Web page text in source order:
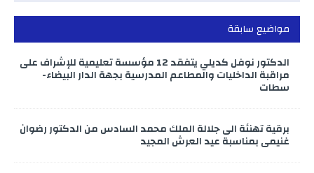
مواضيع سابقة
الدكتور نوفل كديلي يتفقد 12 مؤسسة تعليمية للإشراف على
مراقبة الداخليات والمطاعم المدرسية بجهة الدار البيضاء-
سطات
برقية تهنئة الى جلالة الملك محمد السادس من الدكتور رضوان
غنيمي بمناسبة عيد العرش المجيد